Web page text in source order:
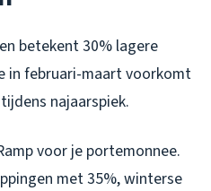
betekent 30% lagere
in februari-maart voorkomt
najaarspiek.
voor je portemonnee.
met 35%, winterse